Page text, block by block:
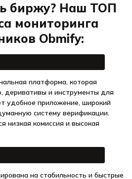
биржу? Наш ТОП
мониторинга
Obmify:
платформа, которая
деривативы и инструменты для
удобное приложение, широкий
систему верификации.
низкая комиссия и высокая
на стабильность и быстрые